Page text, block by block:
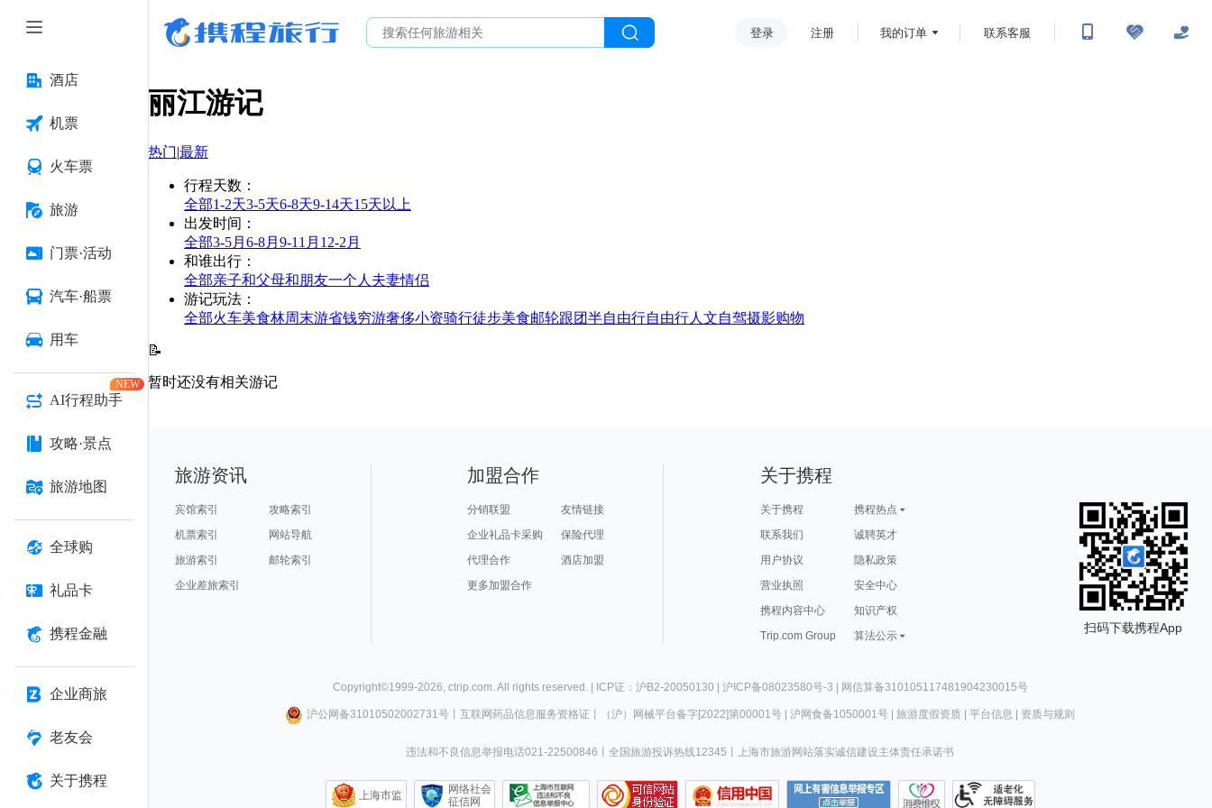
酒店
机票
火车票
旅游
门票·活动
汽车·船票
用车
AI行程助手
NEW
攻略·景点
旅游地图
全球购
礼品卡
携程金融
企业商旅
老友会
关于携程
登录 注册 我的订单 联系客服
丽江游记
热门|最新
行程天数 ：
全部1-2天3-5天6-8天9-14天15天以上
出发时间 ：
全部3-5月 6-8月 9-11月 12-2月
和谁出行 ：
全部亲子和父母和朋友一个人 夫妻情侣
游记玩法 ：
全部火车美食林周末游省钱穷游奢侈小资骑行徒步美食邮轮跟团半自由行自由行人文自驾摄影购物
📝
暂时还没有相关游记
旅游资讯
宾馆索引
攻略索引
机票索引
网站导航
旅游索引
邮轮索引
企业差旅索引
加盟合作
分销联盟
友情链接
企业礼品卡采购
保险代理
代理合作
酒店加盟
更多加盟合作
关于携程
关于携程
携程热点
联系我们
诚聘英才
用户协议
隐私政策
营业执照
安全中心
携程内容中心
知识产权
Trip.com Group
算法公示
扫码下载携程App
Copyright©1999-2026, ctrip.com. All rights reserved. | ICP证：沪B2-20050130 | 沪ICP备08023580号-3 | 网信算备310105117481904230015号
沪公网备31010502002731号丨 互联网药品信息服务资格证 （沪）网械平台备字[2022]第00001号| 沪网食备1050001号| 旅游度假资质| 平台信息 资质与规则
违法和不良信息举报电话021-22500846 全国旅游投诉热线12345 上海市旅游网站落实诚信建设主体责任承诺书
上海市监
网络社会
征信网